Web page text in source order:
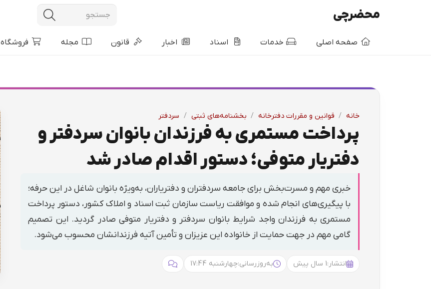
محضرچی
صفحه اصلی خدمات اسناد اخبار قانون مجله فروشگاه
خانه / قوانین و مقررات دفترخانه / بخشنامه‌های ثبتی / سردفتر
پرداخت مستمری به فرزندان بانوان سردفتر و
دفتریار متوفی؛ دستور اقدام صادر شد
خبری مهم و مسرت‌بخش برای جامعه سردفتران و دفتریاران، به‌ویژه بانوان شاغل در این حرفه؛
با پیگیری‌های انجام شده و موافقت ریاست سازمان ثبت اسناد و املاک کشور، دستور پرداخت
مستمری به فرزندان واجد شرایط بانوان سردفتر و دفتریار متوفی صادر گردید. این تصمیم
گامی مهم در جهت حمایت از خانواده این عزیزان و تأمین آتیه فرزندانشان محسوب می‌شود.
انتشار:1 سال پیش به‌روزرسانی:چهارشنبه 17:44